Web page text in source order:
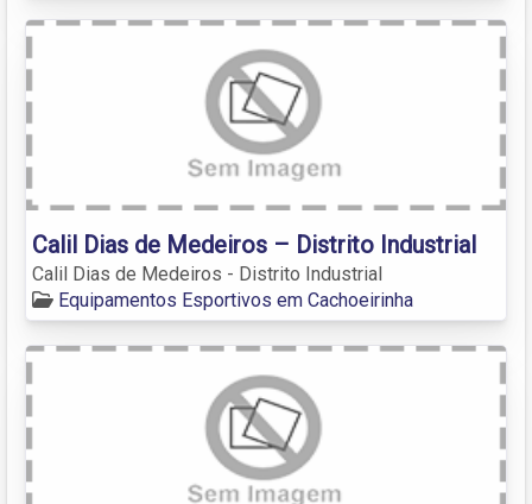
Calil Dias de Medeiros – Distrito Industrial
Calil Dias de Medeiros - Distrito Industrial
Equipamentos Esportivos em Cachoeirinha